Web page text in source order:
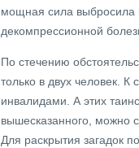
мощная сила выбросила
декомпрессионной
По стечению
только в двух человек.
инвалидами. А этих
вышесказанного, можно
Для раскрытия загадок